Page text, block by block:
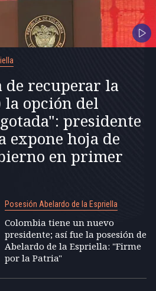
de recuperar la
la opción del
presidente
expone hoja de
en primer
Posesión Abelardo de la Espriella
Colombia tiene un nuevo
presidente; así fue la posesión de
Abelardo de la Espriella: "Firme
por la Patria"